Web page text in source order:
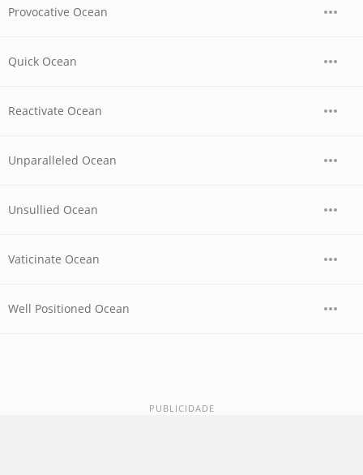
Provocative Ocean
Quick Ocean
Reactivate Ocean
Unparalleled Ocean
Unsullied Ocean
Vaticinate Ocean
Well Positioned Ocean